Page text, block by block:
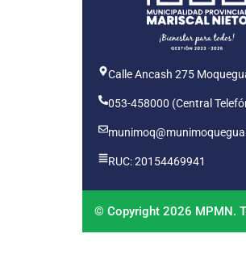
Calle Ancash 275
053-458000 (Central
RUC: 20154469941
© Copyright 2026 MPMN.